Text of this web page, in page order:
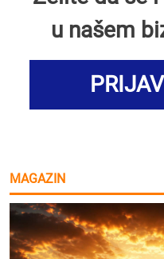
u našem
MAGAZIN